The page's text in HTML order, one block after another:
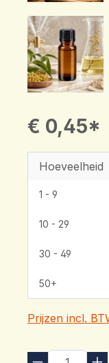
€ 0,45*
Hoeveelheid
1 - 9
10 - 29
30 - 49
50+
Prijzen incl.